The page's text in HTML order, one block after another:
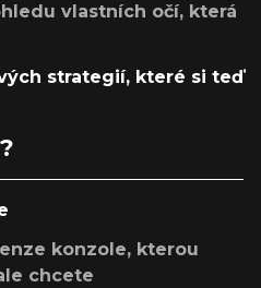
vlastních očí, která
strategií, které si teď
konzole, kterou
chcete